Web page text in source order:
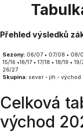
Přehled výsledků
Sezony: 06/07 • 07/08 • 08/
15/16 •16/17 • 17/18 • 18/19 •
26/27
Skupina: sever - jih - východ
Celková
východ